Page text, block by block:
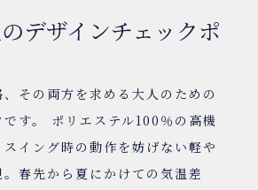
デザインチェックポ
その両方を求める大人のための
す。 ポリエステル100％の高機
イング時の動作を妨げない軽や
春先から夏にかけての気温差